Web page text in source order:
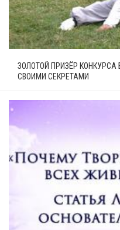
ЗОЛОТОЙ ПРИЗЁР КОНКУРСА
СВОИМИ СЕКРЕТАМИ